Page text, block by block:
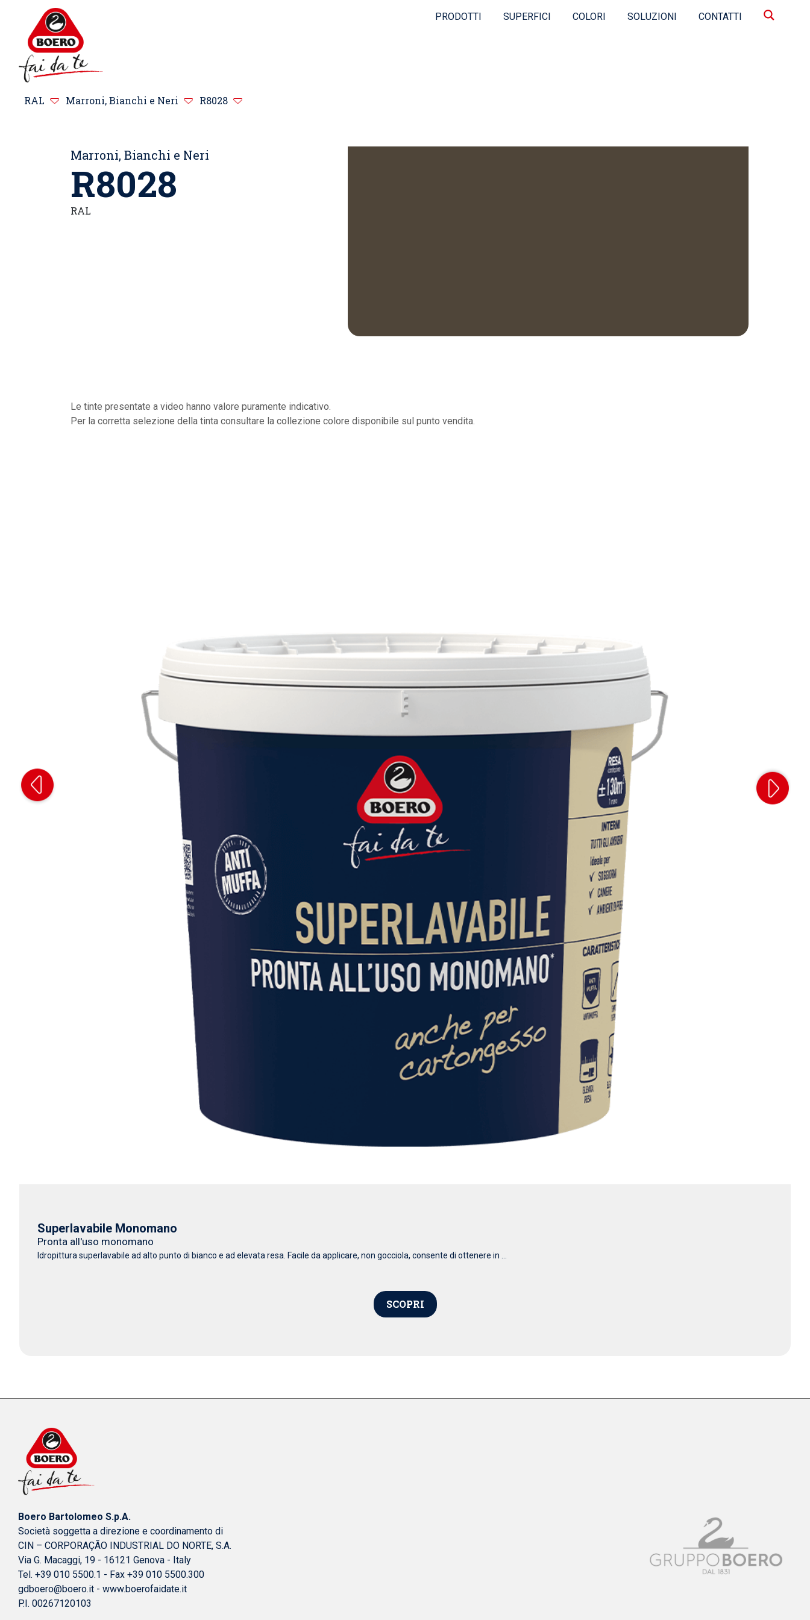
PRODOTTI SUPERFICI COLORI SOLUZIONI CONTATTI
RAL Marroni, Bianchi e Neri R8028
Marroni, Bianchi e Neri
R8028
RAL
Le tinte presentate a video hanno valore puramente indicativo.
Per la corretta selezione della tinta consultare la collezione colore disponibile sul punto vendita.
Superlavabile Monomano
Pronta all'uso monomano
Idropittura superlavabile ad alto punto di bianco e ad elevata resa. Facile da applicare, non gocciola, consente di ottenere in ...
SCOPRI
Boero Bartolomeo S.p.A.
Società soggetta a direzione e coordinamento di
CIN – CORPORAÇÃO INDUSTRIAL DO NORTE, S.A.
Via G. Macaggi, 19 - 16121 Genova - Italy
Tel. +39 010 5500.1 - Fax +39 010 5500.300
gdboero@boero.it - www.boerofaidate.it
P.I. 00267120103